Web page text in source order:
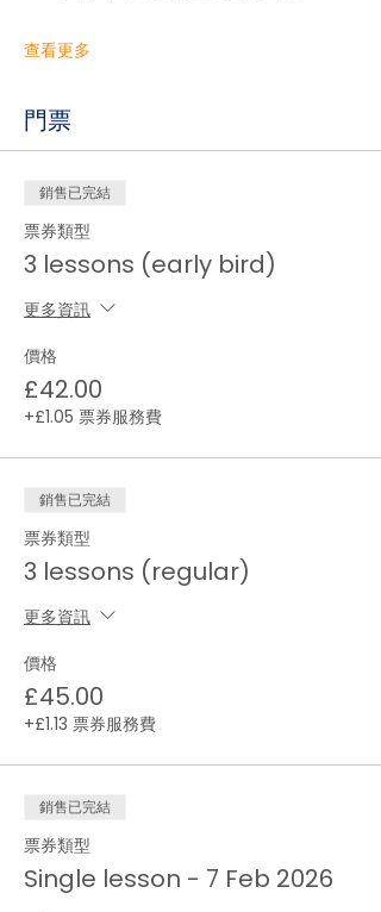
查看更多
門票
銷售已完結
票券類型
3 lessons (early bird)
更多資訊
價格
£42.00
+£1.05 票券服務費
銷售已完結
票券類型
3 lessons (regular)
更多資訊
價格
£45.00
+£1.13 票券服務費
銷售已完結
票券類型
Single lesson - 7 Feb 2026